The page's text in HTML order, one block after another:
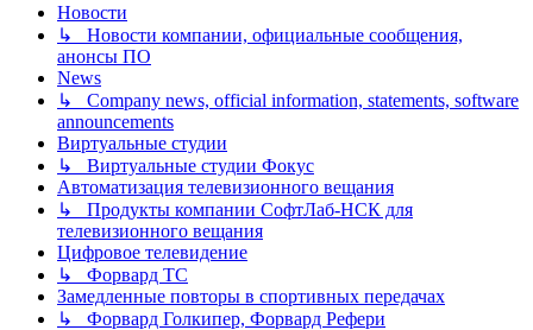
Новости
↳ Новости компании, официальные сообщения,
анонсы ПО
News
↳ Company news, official information, statements, software
announcements
Виртуальные студии
↳ Виртуальные студии Фокус
Автоматизация телевизионного вещания
↳ Продукты компании СофтЛаб-НСК для
телевизионного вещания
Цифровое телевидение
↳ Форвард ТС
Замедленные повторы в спортивных передачах
↳ Форвард Голкипер, Форвард Рефери